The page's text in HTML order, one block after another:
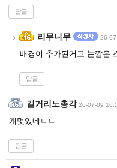
답글
리무니무 26-
배경이 추가된거고 눈깔은
답글
길거리노총각 26-07-09
개멋있네ㄷㄷ
답글